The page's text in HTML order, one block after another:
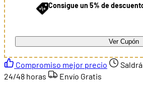
Consigue un 5% de
Ver Cupón
Compromiso mejor precio
24/48 horas
Envío Gratis